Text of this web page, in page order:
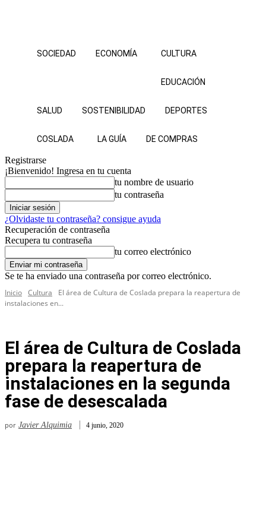
SOCIEDAD ECONOMÍA CULTURA
EDUCACIÓN
SALUD SOSTENIBILIDAD DEPORTES
COSLADA LA GUÍA DE COMPRAS
Registrarse
¡Bienvenido! Ingresa en tu cuenta
tu nombre de usuario
tu contraseña
¿Olvidaste tu contraseña? consigue ayuda
Recuperación de contraseña
Recupera tu contraseña
tu correo electrónico
Se te ha enviado una contraseña por correo electrónico.
Inicio Cultura
El área de Cultura de Coslada prepara la reapertura de
instalaciones en...
El área de Cultura de Coslada
prepara la reapertura de
instalaciones en la segunda
fase de desescalada
por Javier Alquimia 4 junio, 2020